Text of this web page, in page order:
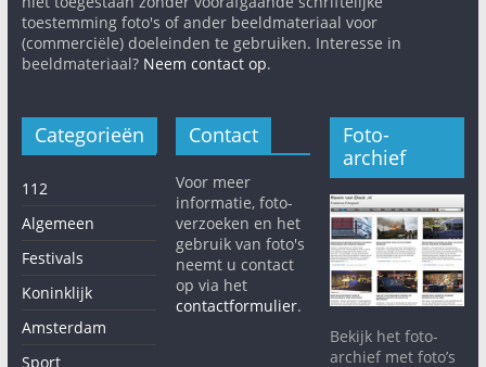
toestemming foto's of ander beeldmateriaal voor
(commerciële) doeleinden te gebruiken. Interesse in
beeldmateriaal? Neem contact op.
Categorieën
112
Algemeen
Festivals
Koninklijk
Amsterdam
Sport
Contact
Voor meer
informatie, foto-
verzoeken en het
gebruik van foto's
neemt u contact
op via het
contactformulier.
Foto-
archief
Bekijk het foto-
archief met foto’s